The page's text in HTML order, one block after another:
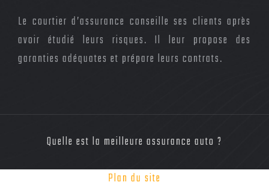
Le courtier d’assurance conseille ses clients après
avoir étudié leurs risques. Il leur propose des
garanties adéquates et prépare leurs contrats.
Quelle est la meilleure assurance auto ?
Plan du site